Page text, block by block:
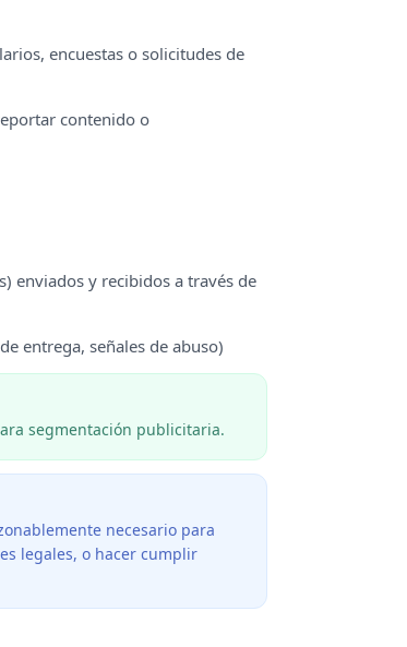
encuestas o solicitudes de
contenido o
enviados y recibidos a través de
entrega, señales de abuso)
segmentación publicitaria.
necesario para
legales, o hacer cumplir